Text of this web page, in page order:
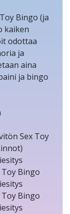
Bingo (ja
kaiken
odottaa
ja
aina
ja bingo
Sex Toy
Toy Bingo
Toy Bingo